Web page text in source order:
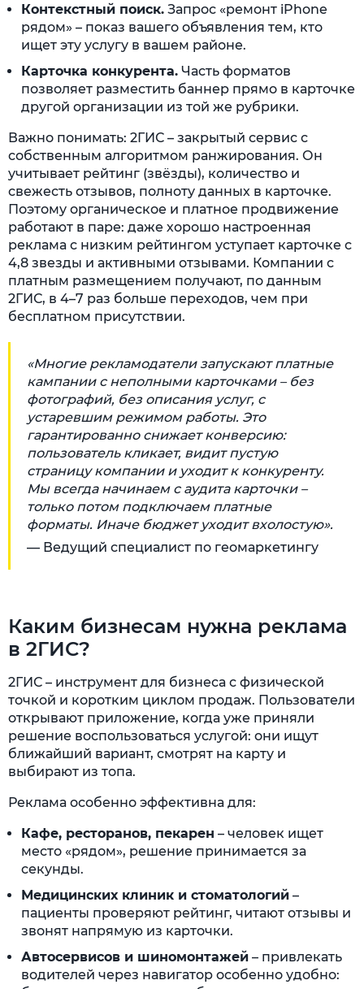
Контекстный поиск. Запрос «ремонт iPhone
рядом» – показ вашего объявления тем, кто
ищет эту услугу в вашем районе.
Карточка конкурента. Часть форматов
позволяет разместить баннер прямо в карточке
другой организации из той же рубрики.
Важно понимать: 2ГИС – закрытый сервис с
собственным алгоритмом ранжирования. Он
учитывает рейтинг (звёзды), количество и
свежесть отзывов, полноту данных в карточке.
Поэтому органическое и платное продвижение
работают в паре: даже хорошо настроенная
реклама с низким рейтингом уступает карточке с
4,8 звезды и активными отзывами. Компании с
платным размещением получают, по данным
2ГИС, в 4–7 раз больше переходов, чем при
бесплатном присутствии.
«Многие рекламодатели запускают платные
кампании с неполными карточками – без
фотографий, без описания услуг, с
устаревшим режимом работы. Это
гарантированно снижает конверсию:
пользователь кликает, видит пустую
страницу компании и уходит к конкуренту.
Мы всегда начинаем с аудита карточки –
только потом подключаем платные
форматы. Иначе бюджет уходит вхолостую».
— Ведущий специалист по геомаркетингу
Каким бизнесам нужна реклама
в 2ГИС?
2ГИС – инструмент для бизнеса с физической
точкой и коротким циклом продаж. Пользователи
открывают приложение, когда уже приняли
решение воспользоваться услугой: они ищут
ближайший вариант, смотрят на карту и
выбирают из топа.
Реклама особенно эффективна для:
Кафе, ресторанов, пекарен – человек ищет
место «рядом», решение принимается за
секунды.
Медицинских клиник и стоматологий –
пациенты проверяют рейтинг, читают отзывы и
звонят напрямую из карточки.
Автосервисов и шиномонтажей – привлекать
водителей через навигатор особенно удобно: